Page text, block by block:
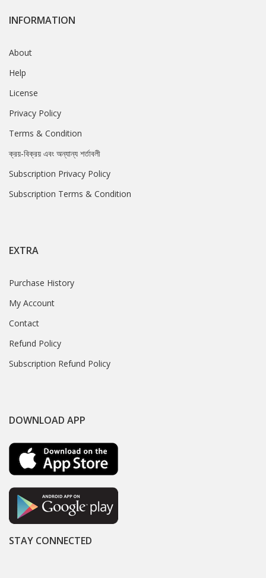
INFORMATION
About
Help
License
Privacy Policy
Terms & Condition
ক্রয়-বিক্রয় এবং অন্যান্য শর্তাবলী
Subscription Privacy Policy
Subscription Terms & Condition
EXTRA
Purchase History
My Account
Contact
Refund Policy
Subscription Refund Policy
DOWNLOAD APP
STAY CONNECTED